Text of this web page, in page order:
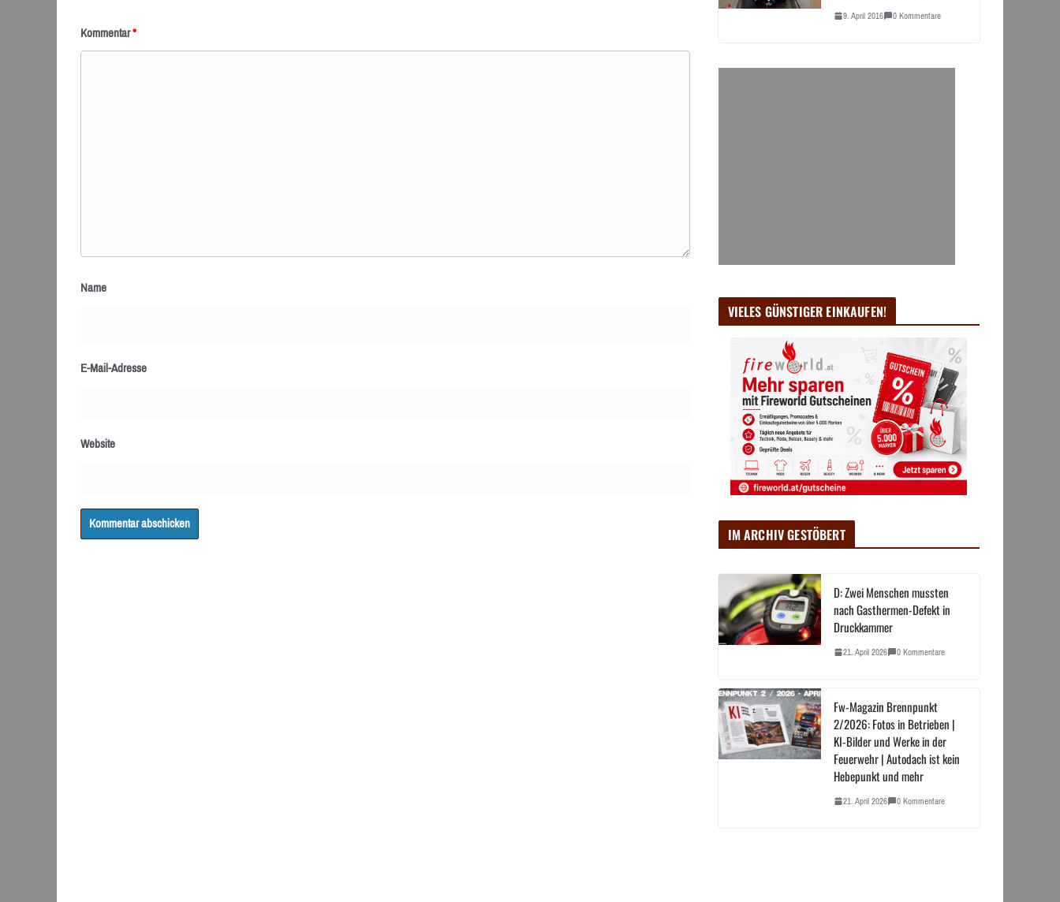
Kommentar*
Name
E-Mail-Adresse
Website
9. April 2016 0 Kommentare
VIELES GÜNSTIGER EINKAUFEN!
IM ARCHIV GESTÖBERT
D: Zwei Menschen mussten
nach Gasthermen-Defekt in
Druckkammer
21. April 2026 0 Kommentare
Fw-Magazin Brennpunkt
2/2026: Fotos in Betrieben |
KI-Bilder und Werke in der
Feuerwehr | Autodach ist kein
Hebepunkt und mehr
21. April 2026 0 Kommentare